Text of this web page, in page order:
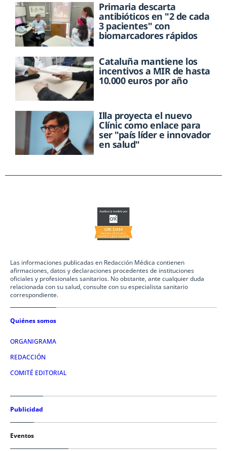
Primaria descarta
antibióticos en "2 de cada
3 pacientes" con
biomarcadores rápidos
Cataluña mantiene los
incentivos a MIR de hasta
10.000 euros por año
Illa proyecta el nuevo
Clínic como enlace para
ser "país líder e innovador
en salud"
Las informaciones publicadas en Redacción Médica contienen
afirmaciones, datos y declaraciones procedentes de instituciones
oficiales y profesionales sanitarios. No obstante, ante cualquier duda
relacionada con su salud, consulte con su especialista sanitario
correspondiente.
Quiénes somos
ORGANIGRAMA
REDACCIÓN
COMITÉ EDITORIAL
Publicidad
Eventos